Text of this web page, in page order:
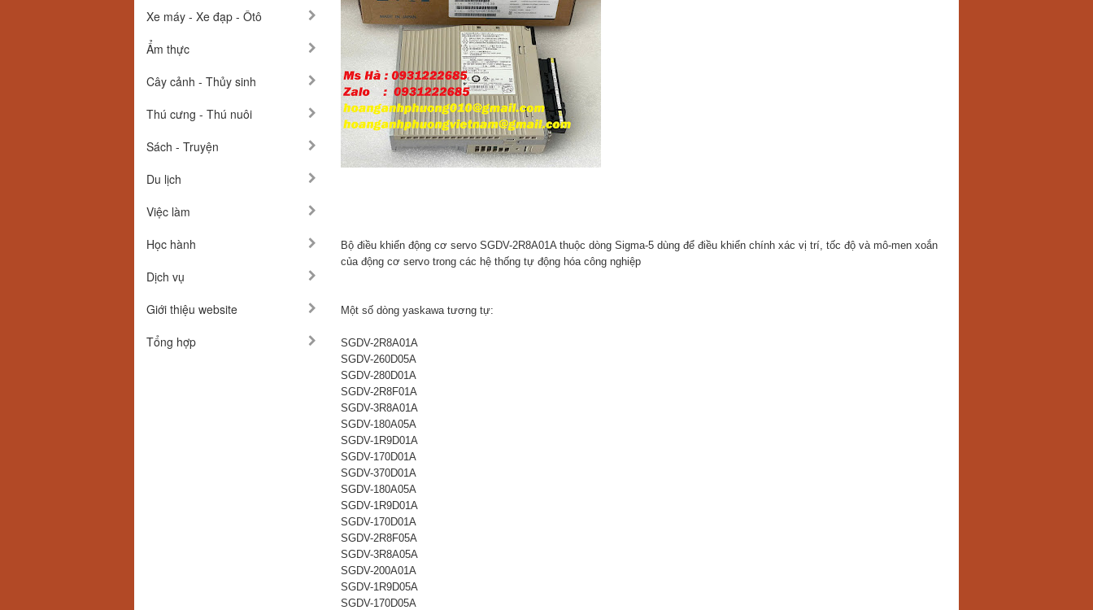
Xe máy - Xe đạp - Ôtô
Ẩm thực
Cây cảnh - Thủy sinh
Thú cưng - Thú nuôi
Sách - Truyện
Du lịch
Việc làm
Học hành
Dịch vụ
Giới thiệu website
Tổng hợp
Bộ điều khiển động cơ servo SGDV-2R8A01A thuộc dòng Sigma-5 dùng để điều khiển chính xác vị trí, tốc độ và mô-men xoắn
của động cơ servo trong các hệ thống tự động hóa công nghiệp
Một số dòng yaskawa tương tự:
SGDV-2R8A01A
SGDV-260D05A
SGDV-280D01A
SGDV-2R8F01A
SGDV-3R8A01A
SGDV-180A05A
SGDV-1R9D01A
SGDV-170D01A
SGDV-370D01A
SGDV-180A05A
SGDV-1R9D01A
SGDV-170D01A
SGDV-2R8F05A
SGDV-3R8A05A
SGDV-200A01A
SGDV-1R9D05A
SGDV-170D05A